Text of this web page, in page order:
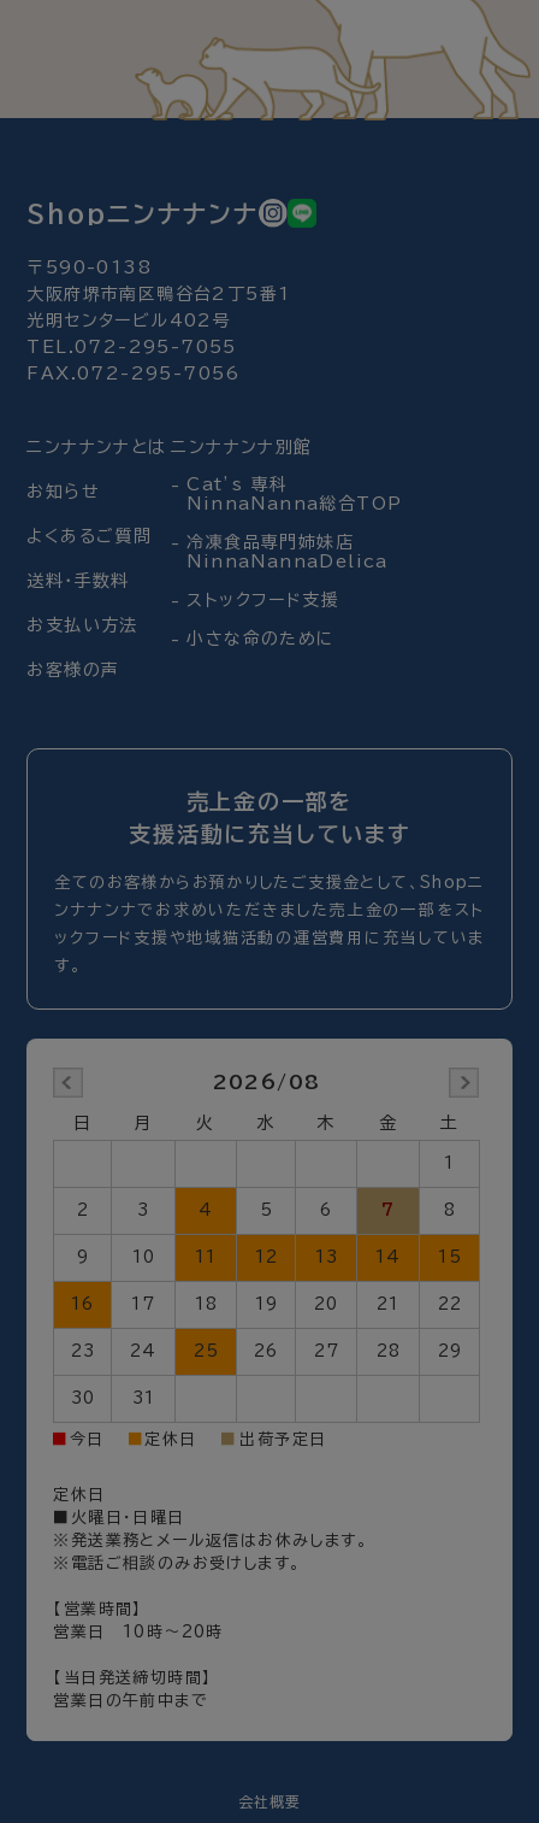
Shopニンナナンナ
〒590-0138
大阪府堺市南区鴨谷台2丁5番1
光明センタービル402号
TEL.072-295-7055
FAX.072-295-7056
ニンナナンナとは
お知らせ
よくあるご質問
送料・手数料
お支払い方法
お客様の声
ニンナナンナ別館
Cat’s 専科
NinnaNanna総合TOP
冷凍食品専門姉妹店
NinnaNannaDelica
ストックフード支援
小さな命のために
売上金の一部を
支援活動に充当しています
全てのお客様からお預かりしたご支援金として、Shopニ
ンナナンナでお求めいただきました売上金の一部をスト
ックフード支援や地域猫活動の運営費用に充当していま
す。
2026/08
日 月 火 水 木 金 土
2 3 4 5 6 7 8
9 10 12 13 14 15
16 17 18 19 20 21 22
23 24 25 26 27 28 29
30 31
今日 定休日 出荷予定日
定休日
■火曜日・日曜日
※発送業務とメール返信はお休みします。
※電話ご相談のみお受けします。
【営業時間】
営業日 10時～20時
【当日発送締切時間】
営業日の午前中まで
会社概要